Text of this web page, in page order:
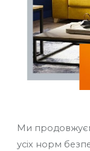
Ми
усіх норм